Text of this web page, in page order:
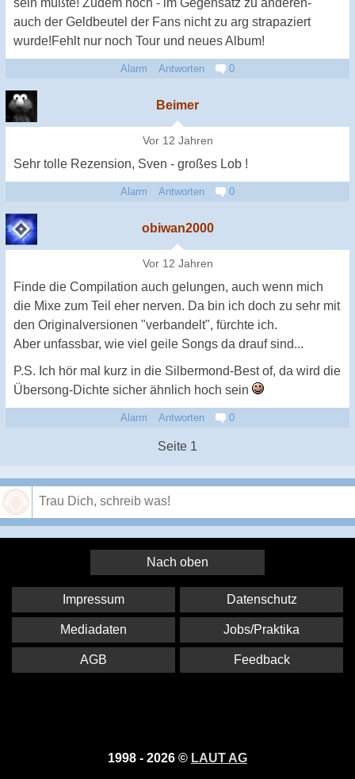
sein müßte! Zudem noch - im Gegensatz zu anderen-
auch der Geldbeutel der Fans nicht zu arg strapaziert
wurde!Fehlt nur noch Tour und neues Album!
Alarm Antworten 0
Beimer
Vor 12 Jahren
Sehr tolle Rezension, Sven - großes Lob !
Alarm Antworten 0
obiwan2000
Vor 12 Jahren
Finde die Compilation auch gelungen, auch wenn mich
die Mixe zum Teil eher nerven. Da bin ich doch zu sehr mit
den Originalversionen "verbandelt", fürchte ich.
Aber unfassbar, wie viel geile Songs da drauf sind...
P.S. Ich hör mal kurz in die Silbermond-Best of, da wird die
Übersong-Dichte sicher ähnlich hoch sein
Alarm Antworten 0
Seite 1
Nach oben
1998 - 2026 © LAUT AG
Impressum Datenschutz
Mediadaten Jobs/Praktika
AGB Feedback